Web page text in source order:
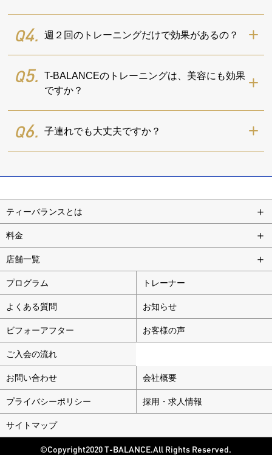
Q4. 週２回のトレーニングだけで効果があるの？
Q5.
T-BALANCEのトレーニングは、美容にも効果
ですか？
Q6. 子連れでも大丈夫ですか？
ティーバランスとは
料金
店舗一覧
プログラム トレーナー
よくある質問 お知らせ
ビフォーアフター お客様の声
ご入会の流れ
お問い合わせ 会社概要
プライバシーポリシー 採用・求人情報
サイトマップ
©Copyright2020 T-BALANCE.All Rights Reserved.